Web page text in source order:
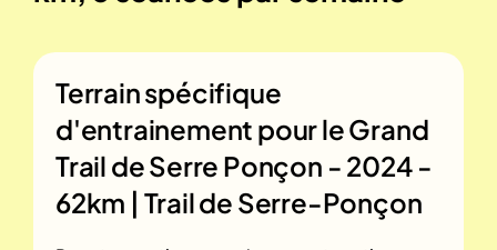
Terrain spécifique
d'entrainement pour leGrand
Trail de Serre Ponçon - 2024 -
62km | Trail de Serre-Ponçon